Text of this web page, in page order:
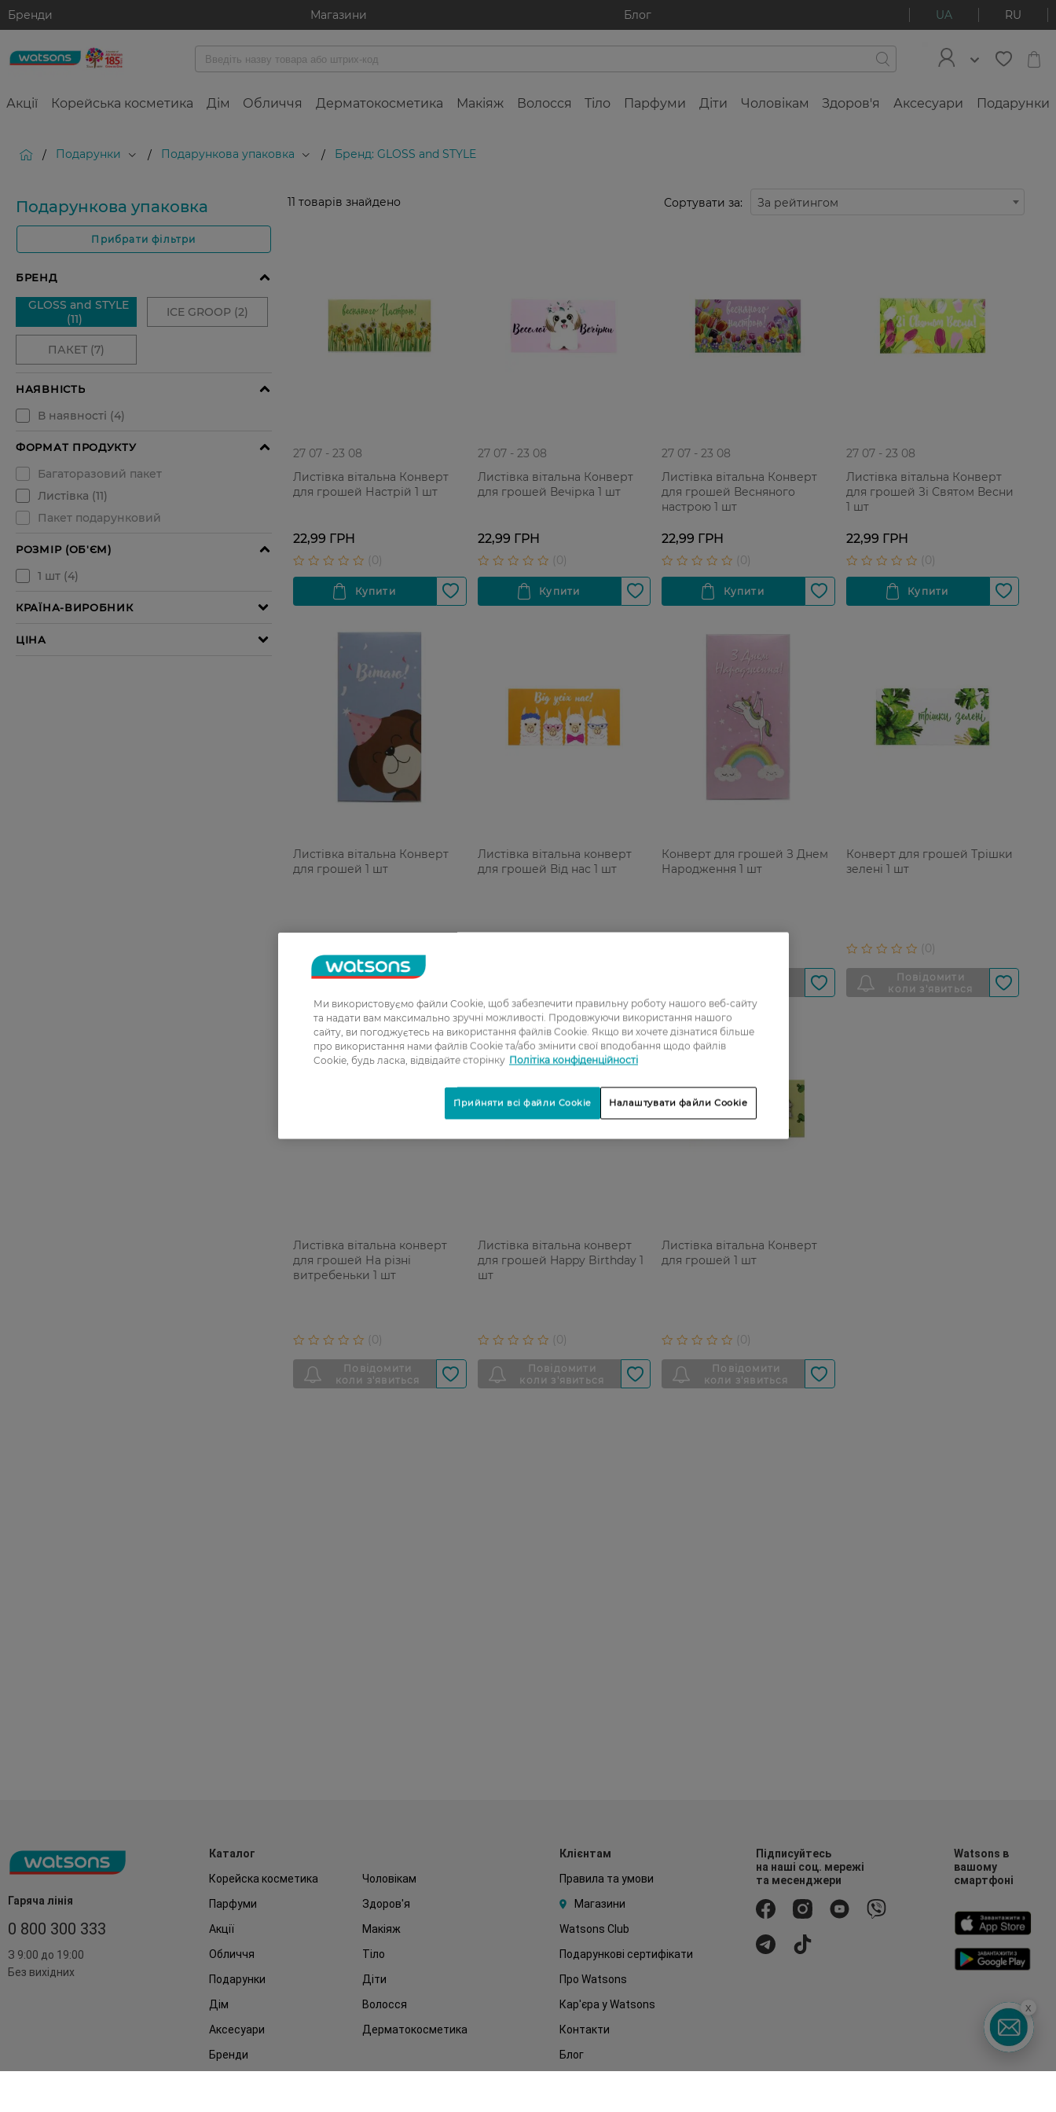
Бренди Магазини Блог UA RU
Акції Корейська косметика Дім Обличчя Дерматокосметика Макіяж Волосся Тіло Парфуми Діти Чоловікам Здоров'я Аксесуари Подарунки
/ Подарунки / Подарункова упаковка / Бренд: GLOSS and STYLE
Подарункова упаковка
Прибрати фільтри
11 товарів знайдено Сортувати за: За рейтингом
27 07 - 23 08
Листівка вітальна Конверт
для грошей Настрій 1 шт
22,99 ГРН
27 07 - 23 08
Листівка вітальна Конверт
для грошей Вечірка 1 шт
22,99 ГРН
27 07 - 23 08
Листівка вітальна Конверт
для грошей Весняного
настрою 1 шт
22,99 ГРН
27 07 - 23 08
Листівка вітальна Конверт
для грошей Зі Святом Весни
1 шт
22,99 ГРН
Листівка вітальна Конверт
для грошей 1 шт
Листівка вітальна конверт
для грошей Від нас 1 шт
Конверт для грошей З Днем
Народження 1 шт
Конверт для грошей Трішки
зелені 1 шт
Листівка вітальна конверт
для грошей На різні
витребеньки 1 шт
Листівка вітальна конверт
для грошей Happy Birthday 1
шт
Листівка вітальна Конверт
для грошей 1 шт
Гаряча лінія
0 800 300 333
З 9:00 до 19:00
Без вихідних
Каталог
Корейска косметика
Чоловікам
Парфуми
Здоров'я
Акції
Макіяж
Обличчя
Тіло
Подарунки
Діти
Дім
Волосся
Аксесуари
Дерматокосметика
Бренди
Клієнтам
Правила та умови
Магазини
Watsons Club
Подарункові сертифікати
Про Watsons
Кар'єра у Watsons
Контакти
Блог
Підписуйтесь
на наші соц. мережі
та месенджери
Watsons в
вашому
смартфоні
x
Ми використовуємо файли Cookie, щоб забезпечити правильну роботу нашого веб-сайту
та надати вам максимально зручні можливості. Продовжуючи використання нашого
сайту, ви погоджуєтесь на використання файлів Cookie. Якщо ви хочете дізнатися більше
про використання нами файлів Cookie та/або змінити свої вподобання щодо файлів
Cookie, будь ласка, відвідайте сторінку Політіка конфіденційності
Налаштувати файли Cookie
Прийняти всі файли Cookie